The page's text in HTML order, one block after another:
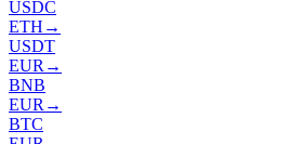
USDC
ETH →
USDT
EUR →
BNB
EUR →
BTC